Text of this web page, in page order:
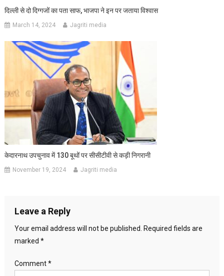
दिल्ली से दो दिग्गजों का पता साफ, भाजपा ने इन पर जताया विश्वास
March 14, 2024 Jagriti media
केदारनाथ उपचुनाव में 130 बूथों पर सीसीटीवी से कड़ी निगरानी
November 19, 2024 Jagriti media
Leave a Reply
Your email address will not be published. Required fields are
marked *
Comment*